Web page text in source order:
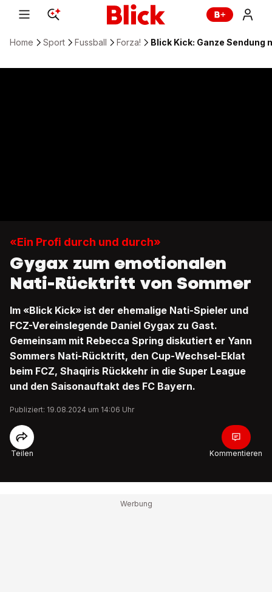
Home Sport Fussball Forza! Blick Kick: Ganze Sendung
«Ein Profi durch und durch»
Gygax zum emotionalen
Nati-Rücktritt von Sommer
Im «Blick Kick» ist der ehemalige Nati-Spieler und
FCZ-Vereinslegende Daniel Gygax zu Gast.
Gemeinsam mit Rebecca Spring diskutiert er Yann
Sommers Nati-Rücktritt, den Cup-Wechsel-Eklat
beim FCZ, Shaqiris Rückkehr in die Super League
und den Saisonauftakt des FC Bayern.
Publiziert: 19.08.2024 um 14:06 Uhr
Teilen Kommentieren